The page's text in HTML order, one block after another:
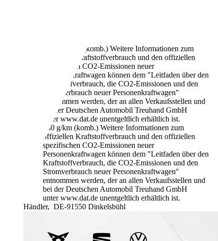
5,9 l/100 km (komb.) Weitere Informationen zum
offiziellen Kraftstoffverbrauch und den offiziellen
spezifischen CO2-Emissionen neuer
Personenkraftwagen können dem "Leitfaden über den
Kraftstoffverbrauch, die CO2-Emissionen und den
Stromverbrauch neuer Personenkraftwagen"
entnommen werden, der an allen Verkaufsstellen und
bei der Deutschen Automobil Treuhand GmbH
unter www.dat.de unentgeltlich erhältlich ist.
140 g/km (komb.) Weitere Informationen zum
offiziellen Kraftstoffverbrauch und den offiziellen
spezifischen CO2-Emissionen neuer
Personenkraftwagen können dem "Leitfaden über den
Kraftstoffverbrauch, die CO2-Emissionen und den
Stromverbrauch neuer Personenkraftwagen"
entnommen werden, der an allen Verkaufsstellen und
bei der Deutschen Automobil Treuhand GmbH
unter www.dat.de unentgeltlich erhältlich ist.
Händler, DE-91550 Dinkelsbühl